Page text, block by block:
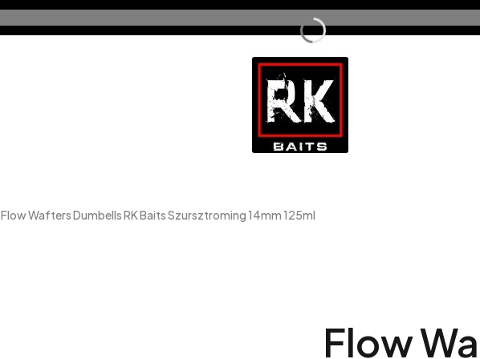
Flow Wafters Dumbells RK Baits Szursztroming 14mm 125ml
Flow